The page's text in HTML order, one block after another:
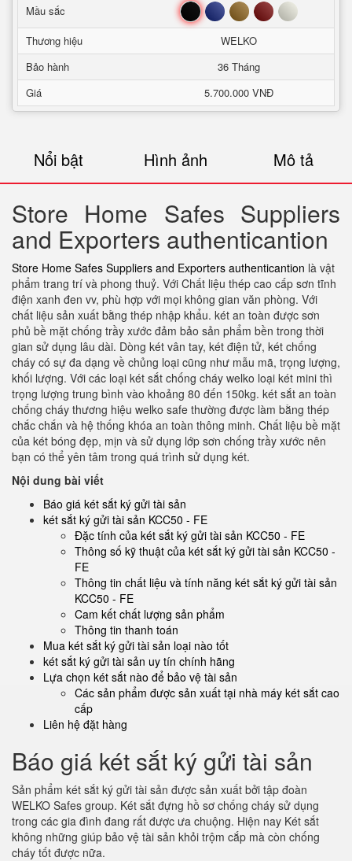
Mầu sắc
Đen Xanh Nâu Đỏ Trắng
Thương hiệu
WELKO
Bảo hành
36 Tháng
Giá
5.700.000 VNĐ
Nổi bật Hình ảnh Mô tả
Store Home Safes Suppliers
and Exporters authenticantion
Store Home Safes Suppliers and Exporters authenticantion là vật
phẩm trang trí và phong thuỷ. Với Chất liệu thép cao cấp sơn tĩnh
điện xanh đen vv, phù hợp với mọi không gian văn phòng. Với
chất liệu sản xuất bằng thép nhập khẩu. két an toàn được sơn
phủ bề mặt chống trầy xước đảm bảo sản phẩm bền trong thời
gian sử dụng lâu dài. Dòng két vân tay, két điện tử, két chống
cháy có sự đa dạng về chủng loại cũng như mẫu mã, trọng lượng,
khối lượng. Với các loại két sắt chống cháy welko loại két mini thì
trọng lượng trung bình vào khoảng 80 đến 150kg. két sắt an toàn
chống cháy thương hiệu welko safe thường được làm bằng thép
chắc chắn và hệ thống khóa an toàn thông minh. Chất liệu bề mặt
của két bóng đẹp, mịn và sử dụng lớp sơn chống trầy xước nên
bạn có thể yên tâm trong quá trình sử dụng két.
Nội dung bài viết
Báo giá két sắt ký gửi tài sản
két sắt ký gửi tài sản KCC50 - FE
Đặc tính của két sắt ký gửi tài sản KCC50 - FE
Thông số kỹ thuật của két sắt ký gửi tài sản KCC50 -
FE
Thông tin chất liệu và tính năng két sắt ký gửi tài sản
KCC50 - FE
Cam kết chất lượng sản phẩm
Thông tin thanh toán
Mua két sắt ký gửi tài sản loại nào tốt
két sắt ký gửi tài sản uy tín chính hãng
Lựa chọn két sắt nào để bảo vệ tài sản
Các sản phẩm được sản xuất tại nhà máy két sắt cao
cấp
Liên hệ đặt hàng
Báo giá két sắt ký gửi tài sản
Sản phẩm két sắt ký gửi tài sản được sản xuất bởi tập đoàn
WELKO Safes group. Két sắt đựng hồ sơ chống cháy sử dụng
trong các gia đình đang rất được ưa chuộng. Hiện nay Két sắt
không những giúp bảo vệ tài sản khỏi trộm cắp mà còn chống
cháy tốt được nữa.